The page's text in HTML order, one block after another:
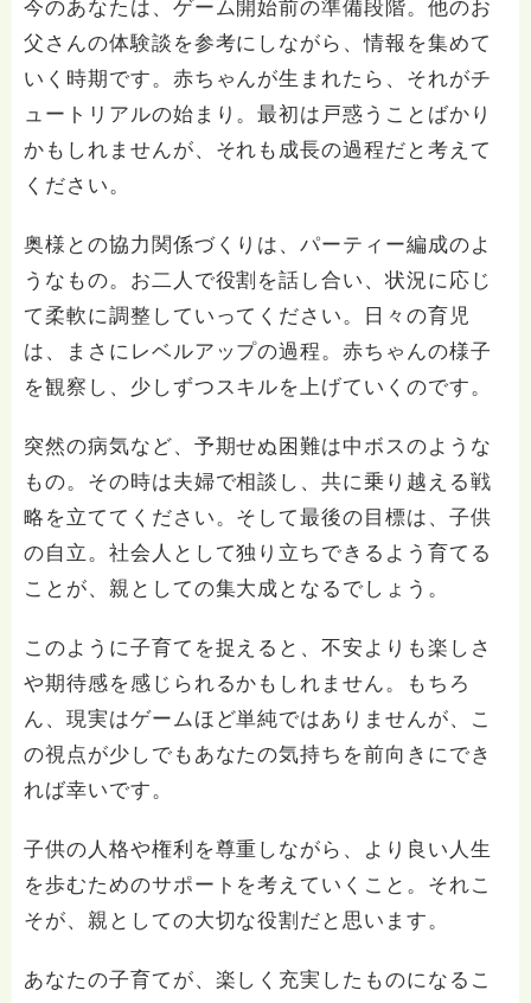
今のあなたは、ゲーム開始前の準備段階。他のお
父さんの体験談を参考にしながら、情報を集めて
いく時期です。赤ちゃんが生まれたら、それがチ
ュートリアルの始まり。最初は戸惑うことばかり
かもしれませんが、それも成長の過程だと考えて
ください。
奥様との協力関係づくりは、パーティー編成のよ
うなもの。お二人で役割を話し合い、状況に応じ
て柔軟に調整していってください。日々の育児
は、まさにレベルアップの過程。赤ちゃんの様子
を観察し、少しずつスキルを上げていくのです。
突然の病気など、予期せぬ困難は中ボスのような
もの。その時は夫婦で相談し、共に乗り越える戦
略を立ててください。そして最後の目標は、子供
の自立。社会人として独り立ちできるよう育てる
ことが、親としての集大成となるでしょう。
このように子育てを捉えると、不安よりも楽しさ
や期待感を感じられるかもしれません。もちろ
ん、現実はゲームほど単純ではありませんが、こ
の視点が少しでもあなたの気持ちを前向きにでき
れば幸いです。
子供の人格や権利を尊重しながら、より良い人生
を歩むためのサポートを考えていくこと。それこ
そが、親としての大切な役割だと思います。
あなたの子育てが、楽しく充実したものになるこ